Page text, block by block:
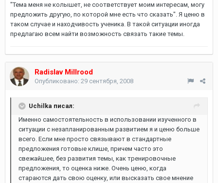
"Тема меня не колышет, не соответствует моим интересам, могу
предложить другую, по которой мне есть что сказать". Я ценю в
таком случае и находчивость ученика. В такой ситуации иногда
предлагаю всем найти возможность связать такие темы.
Radislav Millrood
Опубликовано: 29 сентября, 2008
Uchilka писал:
Именно самостоятельность в использовании изученного в
ситуации с незапланированным развитием я и ценю больше
всего. Если мне просто связывают в стандартные
предложения готовые клише, причем часто это
свежайшее, без развития темы, как тренировочные
предложения, то оценка ниже. Очень ценю, когда
стараются дать свою оценку, или высказать свое мнение